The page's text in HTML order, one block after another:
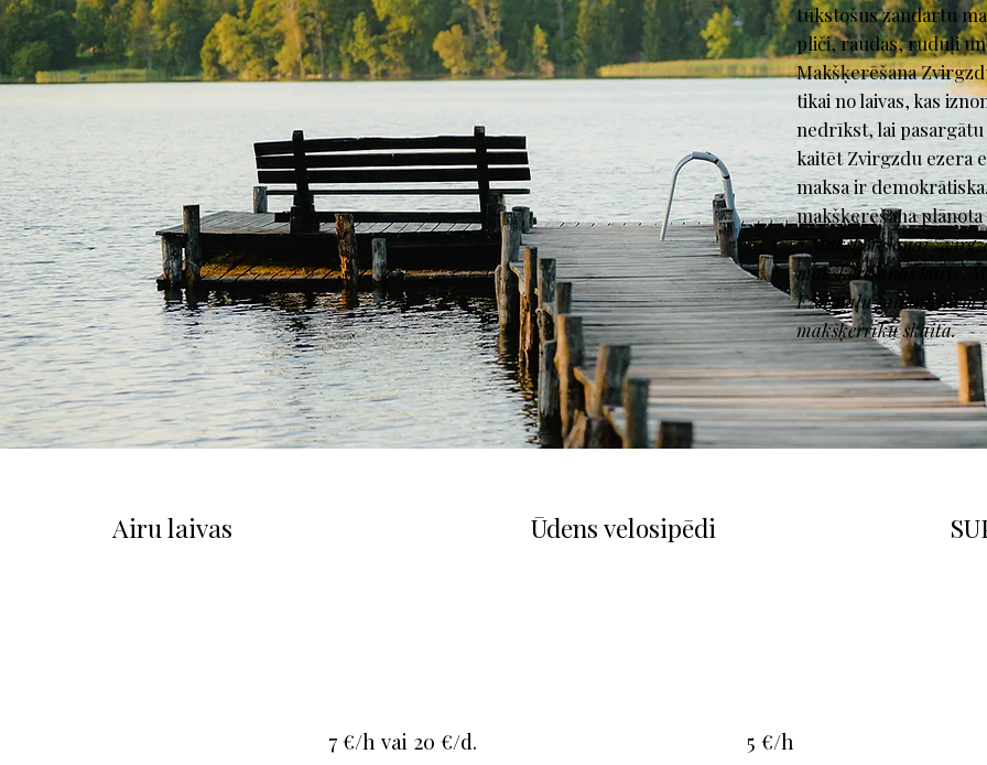
tūkstošus zandartu
pliči, raudas, ruduļi
Makšķerēšana
tikai no laivas, kas
nedrīkst, lai
kaitēt Zvirgzdu ezera
maksa ir
makšķerēšana
* Makšķerēšanai
makšķerēšanas karte.
Ezermaļu saimniekiem
makšķerrīku skaita.
Airu laivas
7 €/h vai 20 €/d.
Ūdens velosipēdi
5 €/h